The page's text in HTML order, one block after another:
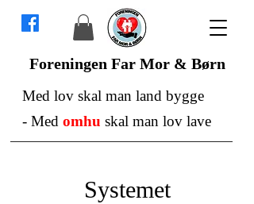
Foreningen Far Mor & Børn
Med lov skal man land bygge
- Med omhu skal man lov lave
Systemet